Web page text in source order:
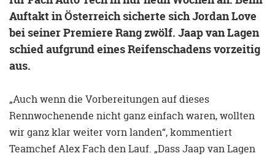
Auftakt in Österreich sicherte sich Jordan Love
bei seiner Premiere Rang zwölf. Jaap van Lagen
schied aufgrund eines Reifenschadens vorzeitig
aus.
„Auch wenn die Vorbereitungen auf dieses
Rennwochenende nicht ganz einfach waren, wollten
wir ganz klar weiter vorn landen“, kommentiert
Teamchef Alex Fach den Lauf. „Dass Jaap van Lagen